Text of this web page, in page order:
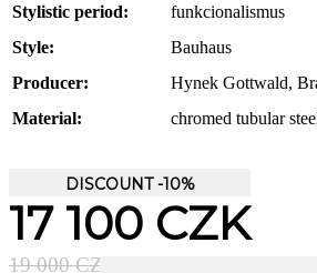
Stylistic period:
funkcionalismus
Style:
Bauhaus
Producer:
Hynek Gottwald,
Material:
chromed tubular
DISCOUNT -10%
17 100 CZK
19 000 CZK